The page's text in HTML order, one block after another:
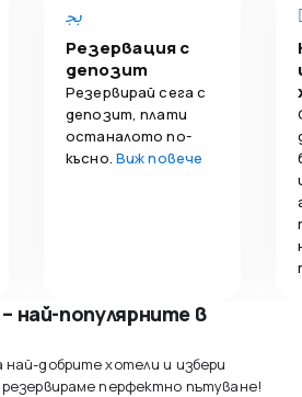
Резервация с
депозит
Резервирай сега с
депозит, плати
останалото по-
късно. Виж повече
най-популярните в
най-добрите хотели и избери
перфектно пътуване!